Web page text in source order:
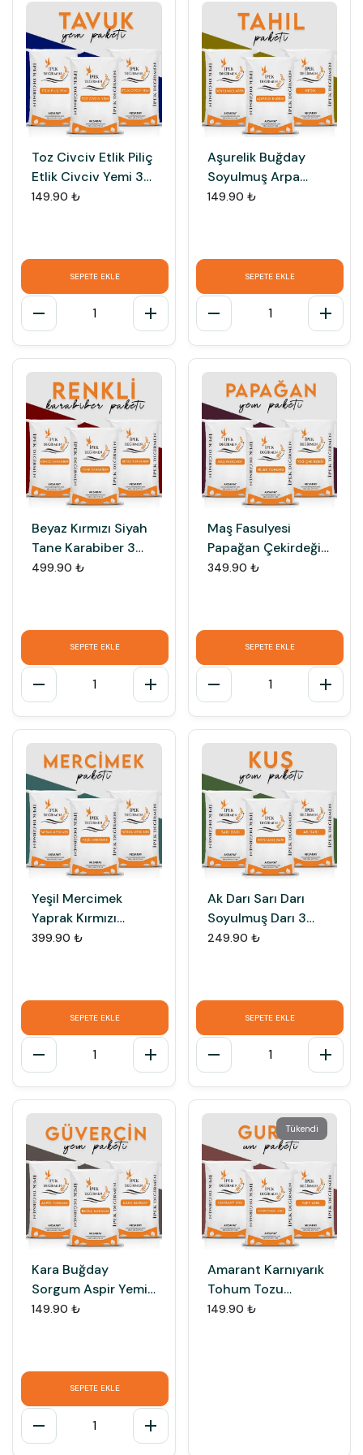
Toz Civciv Etlik Piliç
Etlik Civciv Yemi 3
Çeşit Tavuk Yemi
149.90 ₺
SEPETE EKLE
1
Aşurelik Buğday
Soyulmuş Arpa
Hedik Diş Buğdayı 3
149.90 ₺
SEPETE EKLE
1
Beyaz Kırmızı Siyah
Tane Karabiber 3
Çeşit Renkli Paket
499.90 ₺
SEPETE EKLE
1
Maş Fasulyesi
Papağan Çekirdeği
Nijer Tohumu 3
349.90 ₺
SEPETE EKLE
1
Yeşil Mercimek
Yaprak Kırmızı
Mercimek Futbol
399.90 ₺
SEPETE EKLE
1
Ak Darı Sarı Darı
Soyulmuş Darı 3
Çeşit Premium Darı
249.90 ₺
SEPETE EKLE
1
Kara Buğday
Sorgum Aspir Yemi
3 Çeşit Besleyici
149.90 ₺
SEPETE EKLE
1
Tükendi
Amarant Karnıyarık
Tohum Tozu
Psyllium Teff Unu 3
149.90 ₺